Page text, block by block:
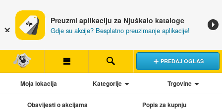
Preuzmi aplikaciju za Njuškalo kataloge
Gdje su akcije? Besplatno preuzimanje aplikacije!
PREDAJ OGLAS
Moja lokacija Kategorije Trgovine
Obavijesti o akcijama Popis za kupnju